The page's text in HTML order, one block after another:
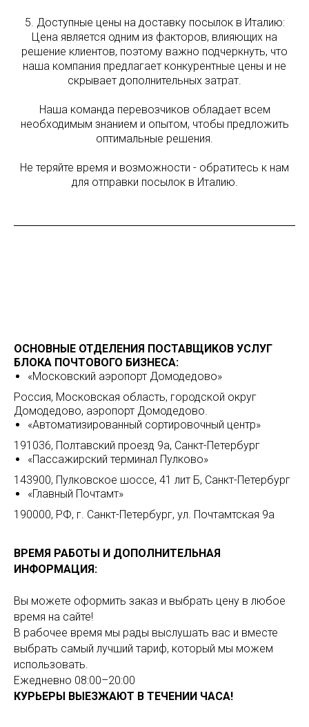
5. Доступные цены на доставку посылок в Италию:
Цена является одним из факторов, влияющих на
решение клиентов, поэтому важно подчеркнуть, что
наша компания предлагает конкурентные цены и не
скрывает дополнительных затрат.
Наша команда перевозчиков обладает всем
необходимым знанием и опытом, чтобы предложить
оптимальные решения.
Не теряйте время и возможности - обратитесь к нам
для отправки посылок в Италию.
ОСНОВНЫЕ ОТДЕЛЕНИЯ ПОСТАВЩИКОВ УСЛУГ
БЛОКА ПОЧТОВОГО БИЗНЕСА:
«Московский аэропорт Домодедово»
Россия, Московская область, городской округ
Домодедово, аэропорт Домодедово.
«Автоматизированный сортировочный центр»
191036, Полтавский проезд 9а, Санкт-Петербург
«Пассажирский терминал Пулково»
143900, Пулковское шоссе, 41 лит Б, Санкт-Петербург
«Главный Почтамт»
190000, РФ, г. Санкт-Петербург, ул. Почтамтская 9а
ВРЕМЯ РАБОТЫ И ДОПОЛНИТЕЛЬНАЯ
ИНФОРМАЦИЯ:
Вы можете оформить заказ и выбрать цену в любое
время на сайте!
В рабочее время мы рады выслушать вас и вместе
выбрать самый лучший тариф, который мы можем
использовать.
Ежедневно 08:00–20:00
КУРЬЕРЫ ВЫЕЗЖАЮТ В ТЕЧЕНИИ ЧАСА!